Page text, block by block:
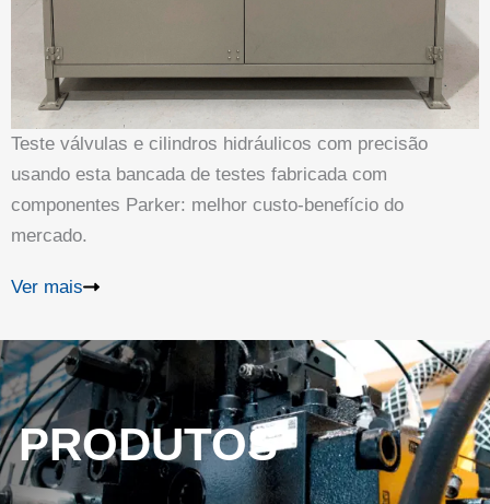
Teste válvulas e cilindros hidráulicos com precisão
usando esta bancada de testes fabricada com
componentes Parker: melhor custo-benefício do
mercado.
Ver mais
PRODUTOS